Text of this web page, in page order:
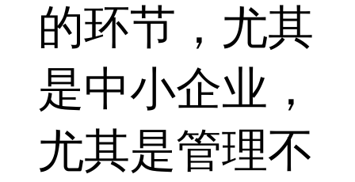
的环节，尤其
是中小企业，
尤其是管理不